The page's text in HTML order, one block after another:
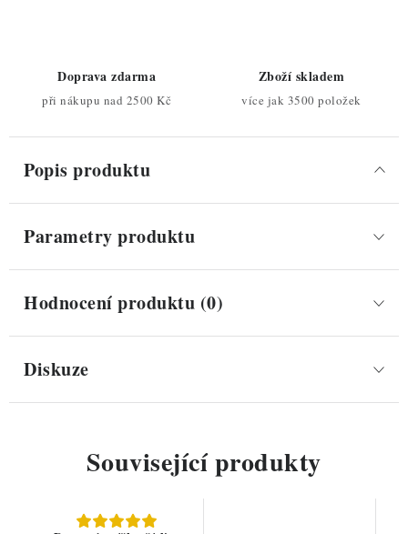
Doprava zdarma
při nákupu nad 2500 Kč
Zboží skladem
více jak 3500 položek
Popis produktu
Parametry produktu
Hodnocení produktu (0)
Diskuze
Související produkty